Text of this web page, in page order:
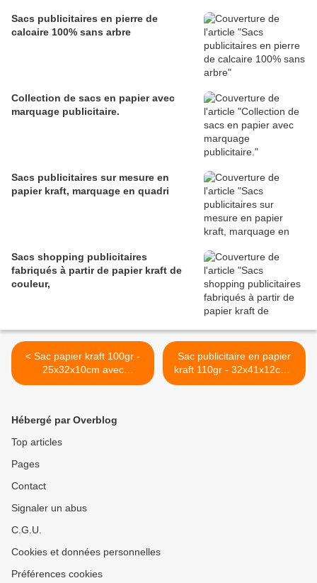
Sacs publicitaires en pierre de
calcaire 100% sans arbre
Collection de sacs en papier avec
marquage publicitaire.
Sacs publicitaires sur mesure en
papier kraft, marquage en quadri
Sacs shopping publicitaires
fabriqués à partir de papier kraft de
couleur,
< Sac papier kraft 100gr -
25x32x10cm avec
marquage publicitaire - ref:
Sac publicitaire en papier
kraft 110gr - 32x41x12cm -
ref: GO85-SPK5014 >
Hébergé par Overblog
Top articles
Pages
Contact
Signaler un abus
C.G.U.
Cookies et données personnelles
Préférences cookies